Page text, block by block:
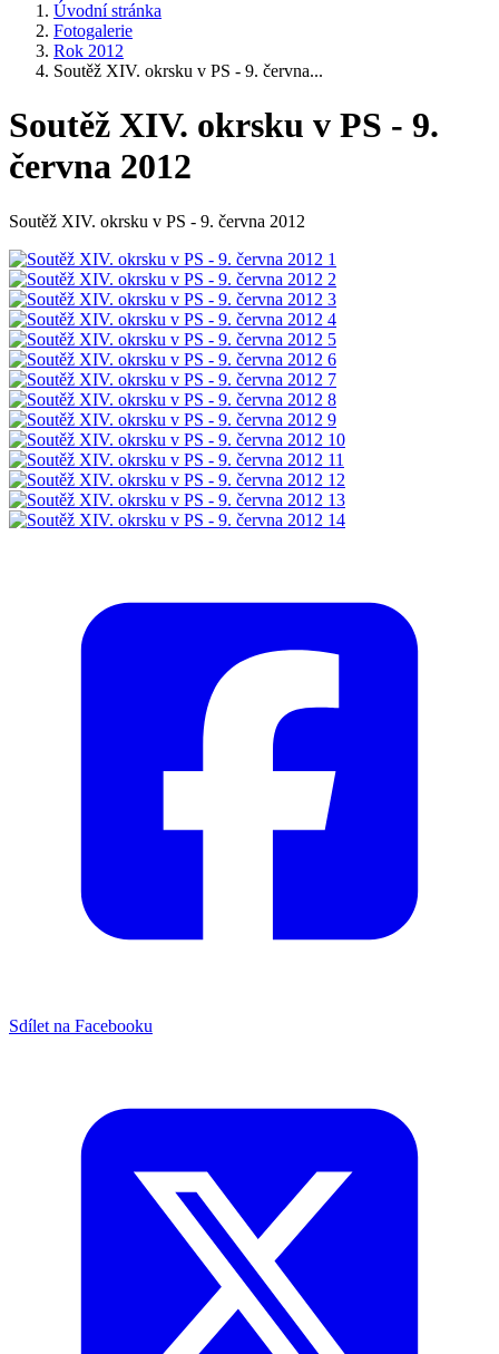
Úvodní stránka
Fotogalerie
Rok 2012
Soutěž XIV. okrsku v PS - 9. června...
Soutěž XIV. okrsku v PS - 9.
června 2012
Soutěž XIV. okrsku v PS - 9. června 2012
Sdílet na Facebooku